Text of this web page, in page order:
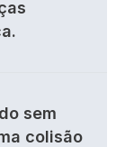
sem
colisão